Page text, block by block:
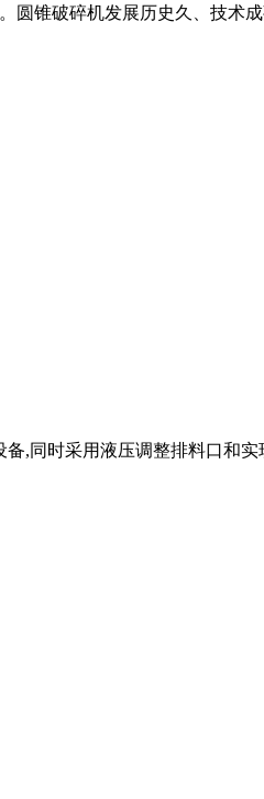
锥破碎机发展历史久、技术
,同时采用液压调整排料口和